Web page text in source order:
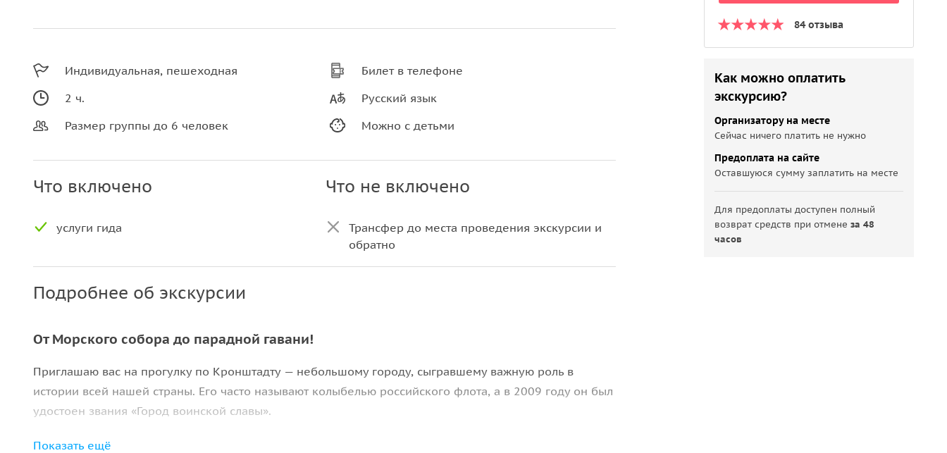
Индивидуальная, пешеходная
2 ч.
Размер группы до 6 человек
Билет в телефоне
Русский язык
Можно с детьми
Что включено
услуги гида
Что не включено
Трансфер до места проведения экскурсии и
обратно
Подробнее об экскурсии
От Морского собора до парадной гавани!
Приглашаю вас на прогулку по Кронштадту — небольшому городу, сыгравшему важную роль в
истории всей нашей страны. Его часто называют колыбелью российского флота, а в 2009 году он был
удостоен звания «Город воинской славы».
Мы с вами погрузимся в его атмосферу: пройдём по площадям и улицам, скверам и гавани, а по
Показать ещё
84 отзыва
Как можно оплатить
экскурсию?
Организатору на месте
Сейчас ничего платить не нужно
Предоплата на сайте
Оставшуюся сумму заплатить на месте
Для предоплаты доступен полный
возврат средств при отменеза 48
часов